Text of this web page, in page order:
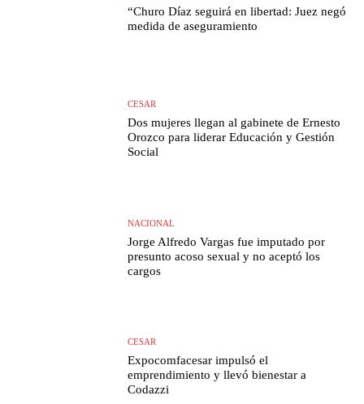
“Churo Díaz seguirá en libertad: Juez negó
medida de aseguramiento
CESAR
Dos mujeres llegan al gabinete de Ernesto
Orozco para liderar Educación y Gestión
Social
NACIONAL
Jorge Alfredo Vargas fue imputado por
presunto acoso sexual y no aceptó los
cargos
CESAR
Expocomfacesar impulsó el
emprendimiento y llevó bienestar a
Codazzi